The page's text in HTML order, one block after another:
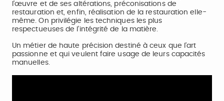
l’œuvre et de ses altérations, préconisations de
restauration et, enfin, réalisation de la restauration elle-
même. On privilégie les techniques les plus
respectueuses de l’intégrité de la matière.
Un métier de haute précision destiné à ceux que l’art
passionne et qui veulent faire usage de leurs capacités
manuelles.